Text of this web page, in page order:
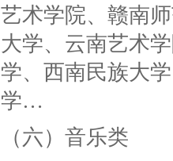
艺术学院、赣南
大学、云南艺术
学、西南民族大
学…
（六）音乐类